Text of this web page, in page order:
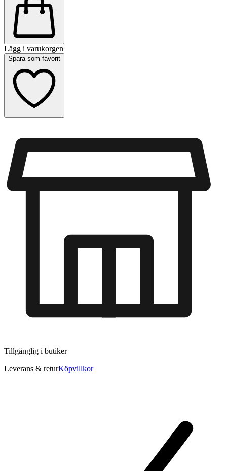
Lägg i varukorgen
Spara som favorit
Tillgänglig i butiker
Leverans & returKöpvillkor